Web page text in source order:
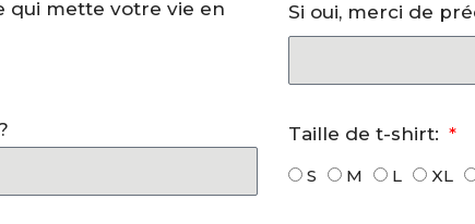
qui mette votre vie en
Si oui, merci de
Taille de t-shirt:
S M L XL